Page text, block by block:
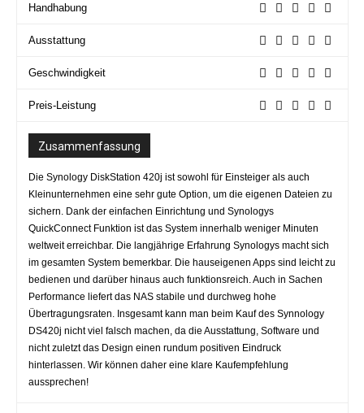
Handhabung
Ausstattung
Geschwindigkeit
Preis-Leistung
Zusammenfassung
Die Synology DiskStation 420j ist sowohl für Einsteiger als auch
Kleinunternehmen eine sehr gute Option, um die eigenen Dateien zu
sichern. Dank der einfachen Einrichtung und Synologys
QuickConnect Funktion ist das System innerhalb weniger Minuten
weltweit erreichbar. Die langjährige Erfahrung Synologys macht sich
im gesamten System bemerkbar. Die hauseigenen Apps sind leicht zu
bedienen und darüber hinaus auch funktionsreich. Auch in Sachen
Performance liefert das NAS stabile und durchweg hohe
Übertragungsraten. Insgesamt kann man beim Kauf des Synnology
DS420j nicht viel falsch machen, da die Ausstattung, Software und
nicht zuletzt das Design einen rundum positiven Eindruck
hinterlassen. Wir können daher eine klare Kaufempfehlung
aussprechen!